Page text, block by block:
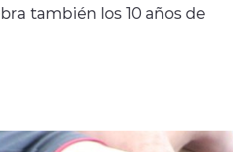
también los 10 años de